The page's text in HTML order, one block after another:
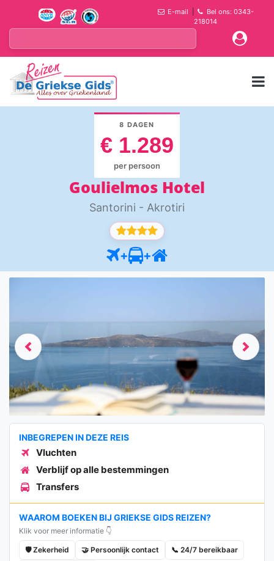
E-mail
Bel ons: 0343-
218014
8 DAGEN
€ 1.289
per persoon
Goulielmos Hotel
Santorini - Akrotiri
+ +
Previous Next
INBEGREPEN IN DEZE REIS
Vluchten
Verblijf op alle bestemmingen
Transfers
WAAROM BOEKEN BIJ GRIEKSE GIDS REIZEN?
Klik voor meer informatie 👇
🛡️ Zekerheid 🤝 Persoonlijk contact 📞 24/7 bereikbaar